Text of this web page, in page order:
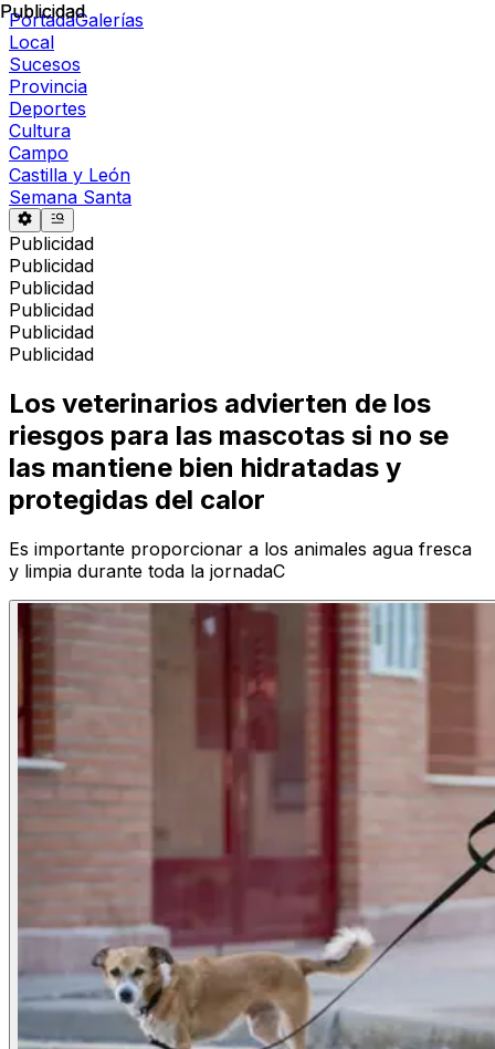
PortadaGalerías
Local
Sucesos
Provincia
Deportes
Cultura
Campo
Castilla y León
Semana Santa
Publicidad
Publicidad
Publicidad
Publicidad
Publicidad
Publicidad
Publicidad
Los veterinarios advierten de los
riesgos para las mascotas si no se
las mantiene bien hidratadas y
protegidas del calor
Es importante proporcionar a los animales agua fresca
y limpia durante toda la jornadaC
Publicidad